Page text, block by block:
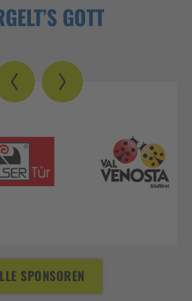
GOTT
SPONSOREN